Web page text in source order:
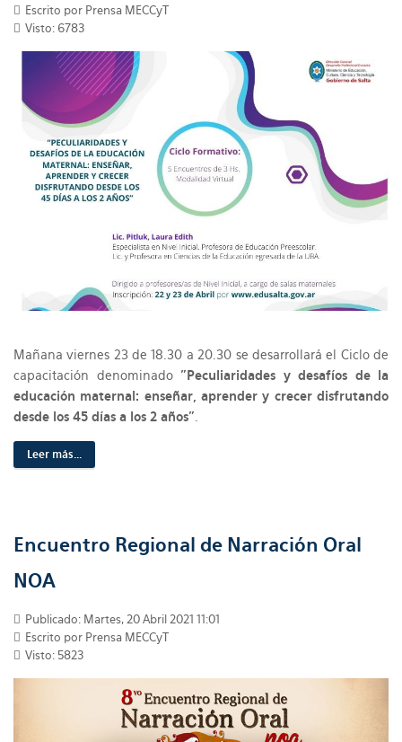
Escrito por Prensa MECCyT
Visto: 6783
Mañana viernes 23 de 18.30 a 20.30 se desarrollará el Ciclo de
capacitación denominado "Peculiaridades y desafíos de la
educación maternal: enseñar, aprender y crecer disfrutando
desde los 45 días a los 2 años”.
Leer más...
Encuentro Regional de Narración Oral
NOA
Publicado: Martes, 20 Abril 2021 11:01
Escrito por Prensa MECCyT
Visto: 5823